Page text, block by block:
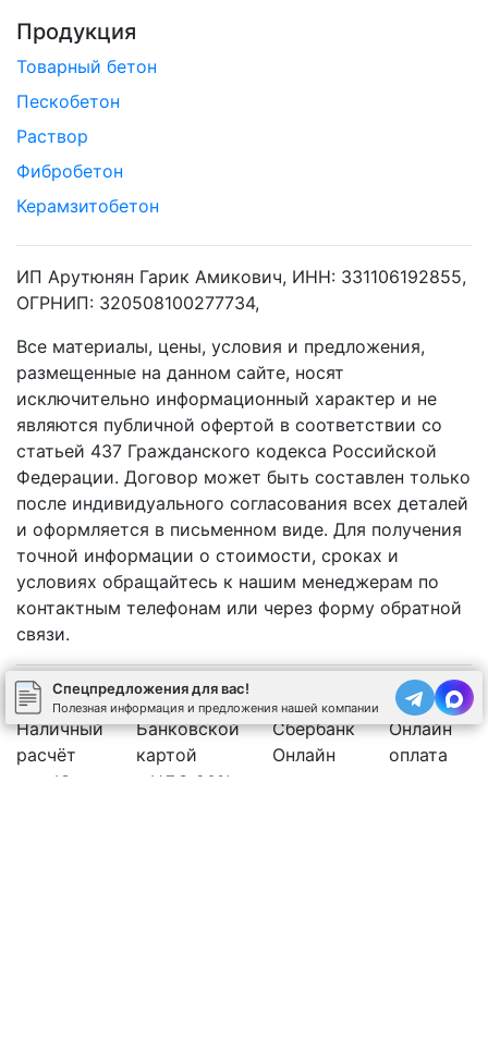
Продукция
Товарный бетон
Пескобетон
Раствор
Фибробетон
Керамзитобетон
ИП Арутюнян Гарик Амикович, ИНН: 331106192855,
ОГРНИП: 320508100277734,
Все материалы, цены, условия и предложения,
размещенные на данном сайте, носят
исключительно информационный характер и не
являются публичной офертой в соответствии со
статьей 437 Гражданского кодекса Российской
Федерации. Договор может быть составлен только
после индивидуального согласования всех деталей
и оформляется в письменном виде. Для получения
точной информации о стоимости, сроках и
условиях обращайтесь к нашим менеджерам по
контактным телефонам или через форму обратной
связи.
Наличный
расчёт
Банковской
картой
Сбербанк
Онлайн
Онлайн
оплата
Юр.лицо с НДС 20%
Спецпредложения для вас!
Полезная информация и предложения нашей компании